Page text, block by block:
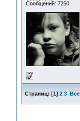
Сообщений: 7250
Страниц: [1] 2 3 Все